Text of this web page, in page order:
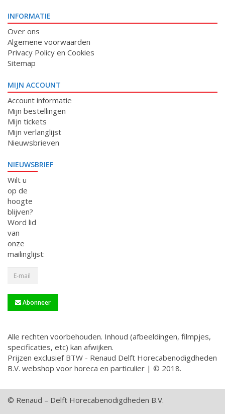
INFORMATIE
Over ons
Algemene voorwaarden
Privacy Policy en Cookies
Sitemap
MIJN ACCOUNT
Account informatie
Mijn bestellingen
Mijn tickets
Mijn verlanglijst
Nieuwsbrieven
NIEUWSBRIEF
Wilt u
op de
hoogte
blijven?
Word lid
van
onze
mailinglijst:
Abonneer
Alle rechten voorbehouden. Inhoud (afbeeldingen, filmpjes,
specificaties, etc) kan afwijken.
Prijzen exclusief BTW - Renaud Delft Horecabenodigdheden
B.V. webshop voor horeca en particulier | © 2018.
© Renaud – Delft Horecabenodigdheden B.V.